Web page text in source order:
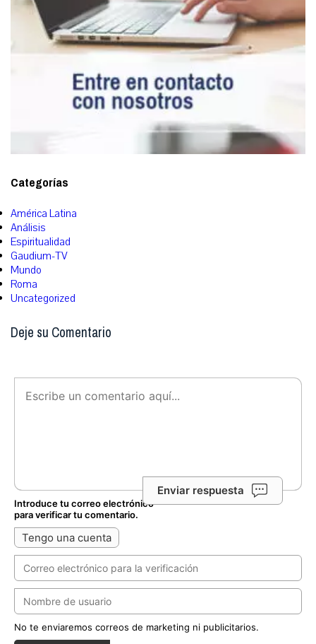
Categorías
América Latina
Análisis
Espiritualidad
Gaudium-TV
Mundo
Roma
Uncategorized
Deje su Comentario
Enviar respuesta
Introduce tu correo electrónico
para verificar tu comentario.
Tengo una cuenta
No te enviaremos correos de marketing ni publicitarios.